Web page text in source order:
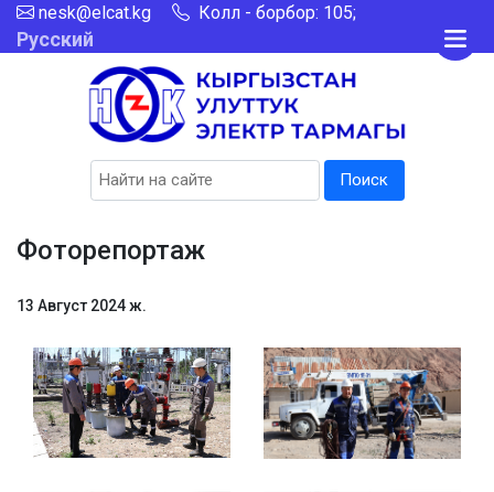
nesk@elcat.kg Колл - борбор: 105;
Русский
Поиск
Фоторепортаж
13 Август 2024 ж.